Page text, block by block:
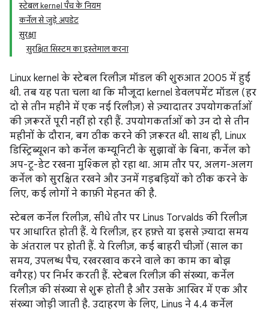
स्टेबल kernel पैच के नियम
कर्नेल से जुड़े अपडेट
सुरक्षा
सुरक्षित सिस्टम का इस्तेमाल करना
Linux kernel के स्टेबल रिलीज़ मॉडल की शुरुआत 2005 में हुई
थी. तब यह पता चला था कि मौजूदा kernel डेवलपमेंट मॉडल (हर
दो से तीन महीने में एक नई रिलीज़) से ज़्यादातर उपयोगकर्ताओं
की ज़रूरतें पूरी नहीं हो रही हैं. उपयोगकर्ताओं को उन दो से तीन
महीनों के दौरान, बग ठीक करने की ज़रूरत थी. साथ ही, Linux
डिस्ट्रिब्यूशन को कर्नेल कम्यूनिटी के सुझावों के बिना, कर्नेल को
अप-टू-डेट रखना मुश्किल हो रहा था. आम तौर पर, अलग-अलग
कर्नेल को सुरक्षित रखने और उनमें गड़बड़ियों को ठीक करने के
लिए, कई लोगों ने काफ़ी मेहनत की है.
स्टेबल कर्नेल रिलीज़, सीधे तौर पर Linus Torvalds की रिलीज़
पर आधारित होती हैं. ये रिलीज़, हर हफ़्ते या इससे ज़्यादा समय
के अंतराल पर होती हैं. ये रिलीज़, कई बाहरी चीज़ों (साल का
समय, उपलब्ध पैच, रखरखाव करने वाले का काम का बोझ
वगैरह) पर निर्भर करती हैं. स्टेबल रिलीज़ की संख्या, कर्नेल
रिलीज़ की संख्या से शुरू होती है और उसके आखिर में एक और
संख्या जोड़ी जाती है. उदाहरण के लिए, Linus ने 4.4 कर्नेल